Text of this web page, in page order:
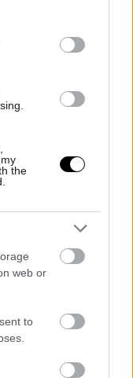
in below Google
the
web or
to
αντί να
παίξε!
7, Windows 8.1: